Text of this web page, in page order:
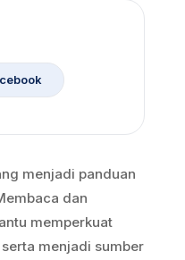
menjadi panduan
dan
memperkuat
menjadi sumber